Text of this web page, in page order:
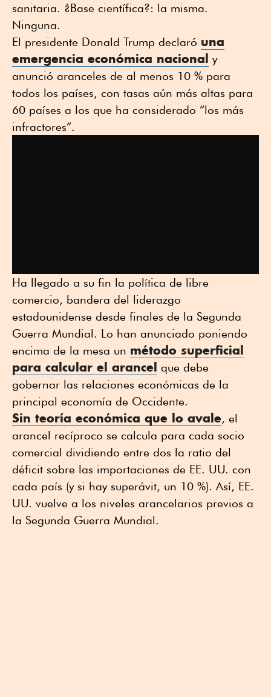
sanitaria. ¿Base científica?: la misma.
Ninguna.
El presidente Donald Trump declaró una
emergencia económica nacional y
anunció aranceles de al menos 10 % para
todos los países, con tasas aún más altas para
60 países a los que ha considerado “los más
infractores”.
Ha llegado a su fin la política de libre
comercio, bandera del liderazgo
estadounidense desde finales de la Segunda
Guerra Mundial. Lo han anunciado poniendo
encima de la mesa un método superficial
para calcular el arancel que debe
gobernar las relaciones económicas de la
principal economía de Occidente.
Sin teoría económica que lo avale, el
arancel recíproco se calcula para cada socio
comercial dividiendo entre dos la ratio del
déficit sobre las importaciones de EE. UU. con
cada país (y si hay superávit, un 10 %). Así, EE.
UU. vuelve a los niveles arancelarios previos a
la Segunda Guerra Mundial.